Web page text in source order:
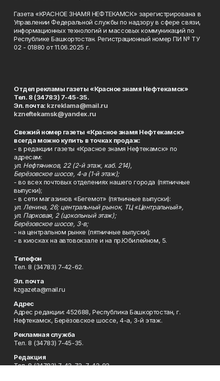
Газета «КРАСНОЕ ЗНАМЯ НЕФТЕКАМСК» зарегистрирована в
Управлении Федеральной службы по надзору в сфере связи,
информационных технологий и массовых коммуникаций по
Республике Башкортостан. Регистрационный номер ПИ № ТУ
02 - 01880 от 11.06.2025 г.
Отдел рекламы газеты «Красное знамя Нефтекамск»
Тел. 8 (34783) 7-45-35.
Эл. почта: kzreklama@mail.ru
kzneftekamsk@yandex.ru
Свежий номер газеты «Красное знамя Нефтекамск»
всегда можно купить в точках продаж:
- в редакции газеты «Красное знамя Нефтекамск» по
адресам:
ул. Нефтяников, 22 (2-й этаж, каб. 214),
Берёзовское шоссе, 4-а (1-й этаж);
- во всех почтовых отделениях нашего города (пятничные
выпуски);
- в сети магазинов «Бегемот» (пятничные выпуски):
ул. Ленина, 26; центральный рынок, ТЦ «Центральный»,
ул. Парковая, 2 (цокольный этаж);
Берёзовское шоссе, 3-в;
- на центральном рынке (пятничные выпуски);
- в киосках на автовокзале и на пр.Юбилейном, 5.
Телефон
Тел. 8 (34783) 7-42-62.
Эл. почта
kzgazeta@mail.ru
Адрес
Адрес редакции: 452688, Республика Башкортостан, г.
Нефтекамск, Берёзовское шоссе, 4-а, 3-й этаж.
Рекламная служба
Тел. 8 (34783) 7-45-35.
Редакция
Тел. 8 (34783) 7-42-72, 7-42-92..